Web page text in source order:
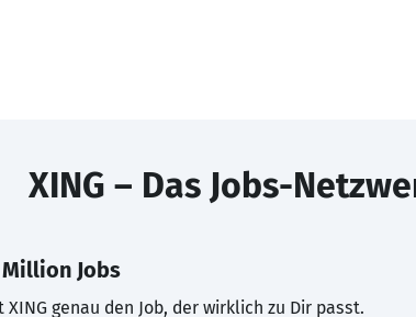
XING – Das Jobs-
Jobs
XING genau den Job, der wirklich zu Dir passt.